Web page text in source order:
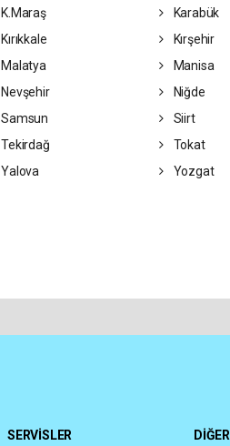
K.Maraş
Karabük
Kırıkkale
Kırşehir
Malatya
Manisa
Nevşehir
Niğde
Samsun
Siirt
Tekirdağ
Tokat
Yalova
Yozgat
SERVİSLER DİĞER